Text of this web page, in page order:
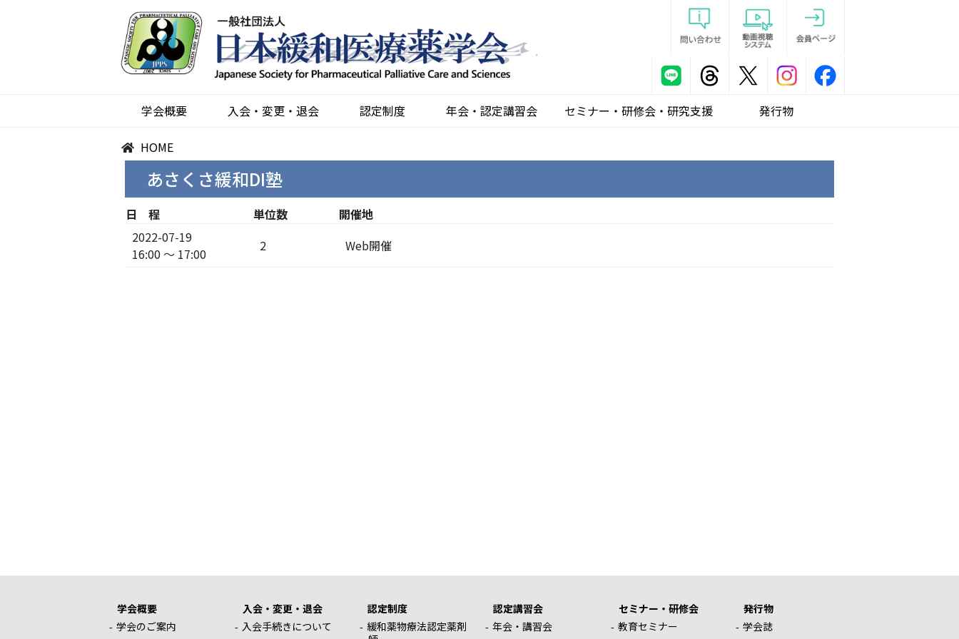
学会概要 入会・変更・退会 認定制度 年会・認定講習会 セミナー・研修会・研究支援 発行物
HOME
あさくさ緩和DI塾
日 程 単位数
開催地
2022-07-19
16:00 ～ 17:00
2 Web開催
学会概要
学会のご案内
入会・変更・退会
入会手続きについて
認定制度
緩和薬物療法認定薬剤
認定講習会
年会・講習会
セミナー・研修会
教育セミナー
発行物
学会誌